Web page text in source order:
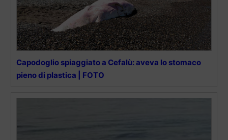
Capodoglio spiaggiato a Cefalù: aveva lo stomaco
pieno di plastica | FOTO